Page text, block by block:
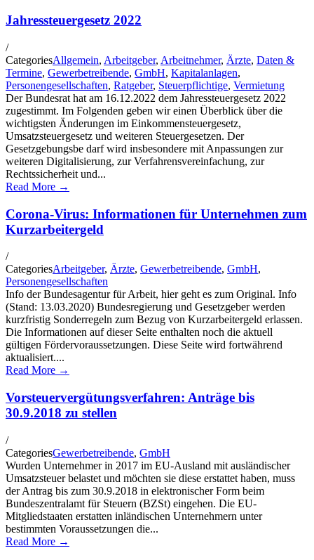
Jahressteuergesetz 2022
/
CategoriesAllgemein, Arbeitgeber, Arbeitnehmer, Ärzte, Daten &
Termine, Gewerbetreibende, GmbH, Kapitalanlagen,
Personengesellschaften, Ratgeber, Steuerpflichtige, Vermietung
Der Bundesrat hat am 16.12.2022 dem Jahressteuergesetz 2022
zugestimmt. Im Folgenden geben wir einen Überblick über die
wichtigsten Änderungen im Einkommensteuergesetz,
Umsatzsteuergesetz und weiteren Steuergesetzen. Der
Gesetzgebungsbe darf wird insbesondere mit Anpassungen zur
weiteren Digitalisierung, zur Verfahrensvereinfachung, zur
Rechtssicherheit und...
Read More →
Corona-Virus: Informationen für Unternehmen zum
Kurzarbeitergeld
/
CategoriesArbeitgeber, Ärzte, Gewerbetreibende, GmbH,
Personengesellschaften
Info der Bundesagentur für Arbeit, hier geht es zum Original. Info
(Stand: 13.03.2020) Bundesregierung und Gesetzgeber werden
kurzfristig Sonderregeln zum Bezug von Kurzarbeitergeld erlassen.
Die Informationen auf dieser Seite enthalten noch die aktuell
gültigen Fördervoraussetzungen. Diese Seite wird fortwährend
aktualisiert....
Read More →
Vorsteuervergütungsverfahren: Anträge bis
30.9.2018 zu stellen
/
CategoriesGewerbetreibende, GmbH
Wurden Unternehmer in 2017 im EU-Ausland mit ausländischer
Umsatzsteuer belastet und möchten sie diese erstattet haben, muss
der Antrag bis zum 30.9.2018 in elektronischer Form beim
Bundeszentralamt für Steuern (BZSt) eingehen. Die EU-
Mitgliedstaaten erstatten inländischen Unternehmern unter
bestimmten Voraussetzungen die...
Read More →